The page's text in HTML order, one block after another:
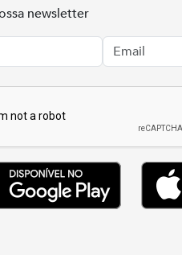
newsletter